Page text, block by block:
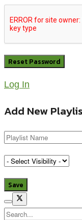
Log In
Add New